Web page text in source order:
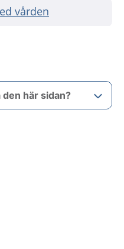
vården
här sidan?